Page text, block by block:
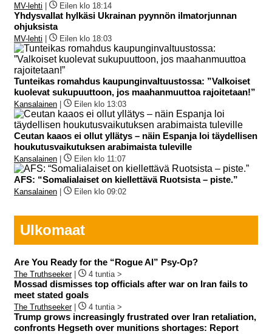
MV-lehti Eilen klo 18:14
Yhdysvallat hylkäsi Ukrainan pyynnön ilmatorjunnan
ohjuksista
MV-lehti Eilen klo 18:03
Tunteikas romahdus kaupunginvaltuustossa: ”Valkoiset
kuolevat sukupuuttoon, jos maahanmuuttoa rajoitetaan!”
Kansalainen Eilen klo 13:03
Ceutan kaaos ei ollut yllätys – näin Espanja loi täydellisen
houkutusvaikutuksen arabimaista tuleville
Kansalainen Eilen klo 11:07
AFS: “Somalialaiset on kiellettävä Ruotsista – piste.”
Kansalainen Eilen klo 09:02
Ulkomaat
Are You Ready for the “Rogue AI” Psy-Op?
The Truthseeker| 4 tuntia >
Mossad dismisses top officials after war on Iran fails to
meet stated goals
The Truthseeker| 4 tuntia >
Trump grows increasingly frustrated over Iran retaliation,
confronts Hegseth over munitions shortages: Report